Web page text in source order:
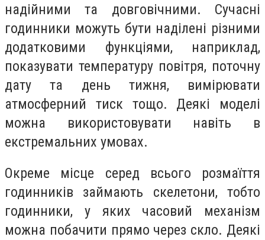
надійними та довговічними. Сучасні
годинники можуть бути наділені різними
додатковими функціями, наприклад,
показувати температуру повітря, поточну
дату та день тижня, вимірювати
атмосферний тиск тощо. Деякі моделі
можна використовувати навіть в
екстремальних умовах.
Окреме місце серед всього розмаїття
годинників займають скелетони, тобто
годинники, у яких часовий механізм
можна побачити прямо через скло. Деякі